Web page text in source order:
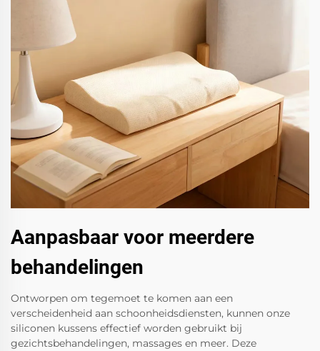
Aanpasbaar voor meerdere
behandelingen
Ontworpen om tegemoet te komen aan een
verscheidenheid aan schoonheidsdiensten, kunnen onze
siliconen kussens effectief worden gebruikt bij
gezichtsbehandelingen, massages en meer. Deze